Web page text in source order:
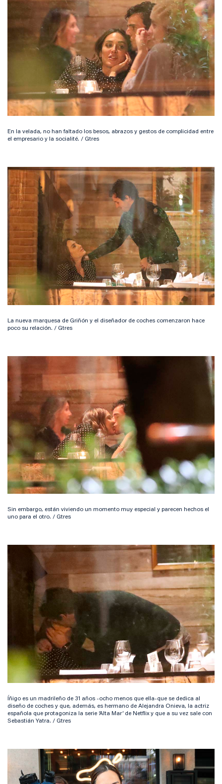
En la velada, no han faltado los besos, abrazos y gestos de complicidad entre
el empresario y la socialité. / Gtres
La nueva marquesa de Griñón y el diseñador de coches comenzaron hace
poco su relación. / Gtres
Sin embargo, están viviendo un momento muy especial y parecen hechos el
uno para el otro. / Gtres
Íñigo es un madrileño de 31 años -ocho menos que ella-que se dedica al
diseño de coches y que, además, es hermano de Alejandra Onieva, la actriz
española que protagoniza la serie ‘Alta Mar’ de Netflix y que a su vez sale con
Sebastián Yatra. / Gtres